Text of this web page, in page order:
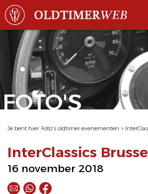
FOTO'S
Je bent hier: Foto's oldtimer evenementen >
InterClassics
16 november 2018